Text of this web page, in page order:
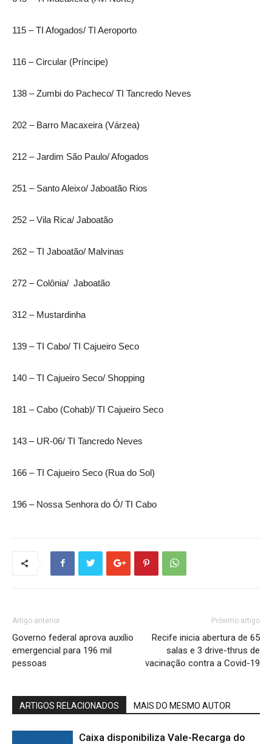
115 – TI Afogados/ TI Aeroporto
116 – Circular (Príncipe)
138 – Zumbi do Pacheco/ TI Tancredo Neves
202 – Barro Macaxeira (Várzea)
212 – Jardim São Paulo/ Afogados
251 – Santo Aleixo/ Jaboatão Rios
252 – Vila Rica/ Jaboatão
262 – TI Jaboatão/ Malvinas
272 – Colônia/ Jaboatão
312 – Mustardinha
139 – TI Cabo/ TI Cajueiro Seco
140 – TI Cajueiro Seco/ Shopping
181 – Cabo (Cohab)/ TI Cajueiro Seco
143 – UR-06/ TI Tancredo Neves
166 – TI Cajueiro Seco (Rua do Sol)
196 – Nossa Senhora do Ó/ TI Cabo
Artigo anterior
Governo federal aprova auxílio
emergencial para 196 mil
pessoas
Próximo artigo
Recife inicia abertura de 65
salas e 3 drive-thrus de
vacinação contra a Covid-19
ARTIGOS RELACIONADOS MAIS DO MESMO AUTOR
Caixa disponibiliza Vale-Recarga do